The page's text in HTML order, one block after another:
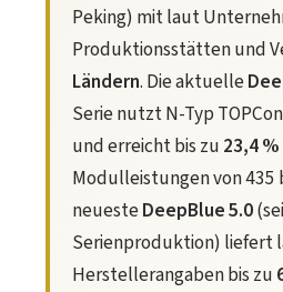
Peking) mit laut
Produktionsstätten und
Ländern. Die aktuelle
Serie nutzt N-Typ
und erreicht bis zu 23,4
Modulleistungen von 435
neuesteDeepBlue 5.0
Serienproduktion) liefert
Herstellerangaben bis zu